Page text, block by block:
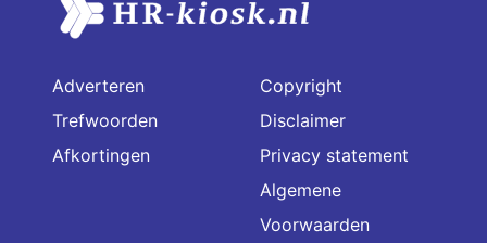
Adverteren
Trefwoorden
Afkortingen
Copyright
Disclaimer
Privacy statement
Algemene
Voorwaarden